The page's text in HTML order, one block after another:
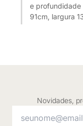
e profundidade
91cm, largura
Novidades,